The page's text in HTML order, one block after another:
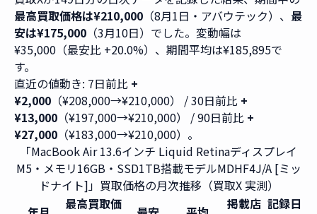
最高買取価格は¥210,000 （8月1日・アバウテック）、 最
安は¥175,000 （3月10日）でした。変動幅は
¥35,000（最安比 +20.0%）、期間平均は¥185,895で
す。
直近の値動き: 7日前比 +
¥2,000 （¥208,000→¥210,000） / 30日前比 +
¥13,000 （¥197,000→¥210,000） / 90日前比 +
¥27,000 （¥183,000→¥210,000）。
「MacBook Air 13.6インチ Liquid Retinaディスプレイ
M5・メモリ16GB・SSD1TB搭載モデルMDHF4J/A [ミッ
ドナイト]」買取価格の月次推移（買取X 実測）
最高買取価
掲載店 記録日